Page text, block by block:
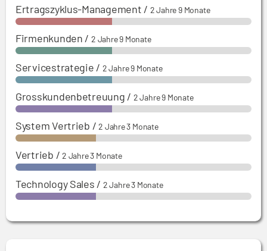
Ertragszyklus-Management / 2 Jahre 9 Monate
Firmenkunden / 2 Jahre 9 Monate
Servicestrategie / 2 Jahre 9 Monate
Grosskundenbetreuung / 2 Jahre 9 Monate
System Vertrieb /2 Jahre 3 Monate
Vertrieb /2 Jahre 3 Monate
Technology Sales / 2 Jahre 3 Monate